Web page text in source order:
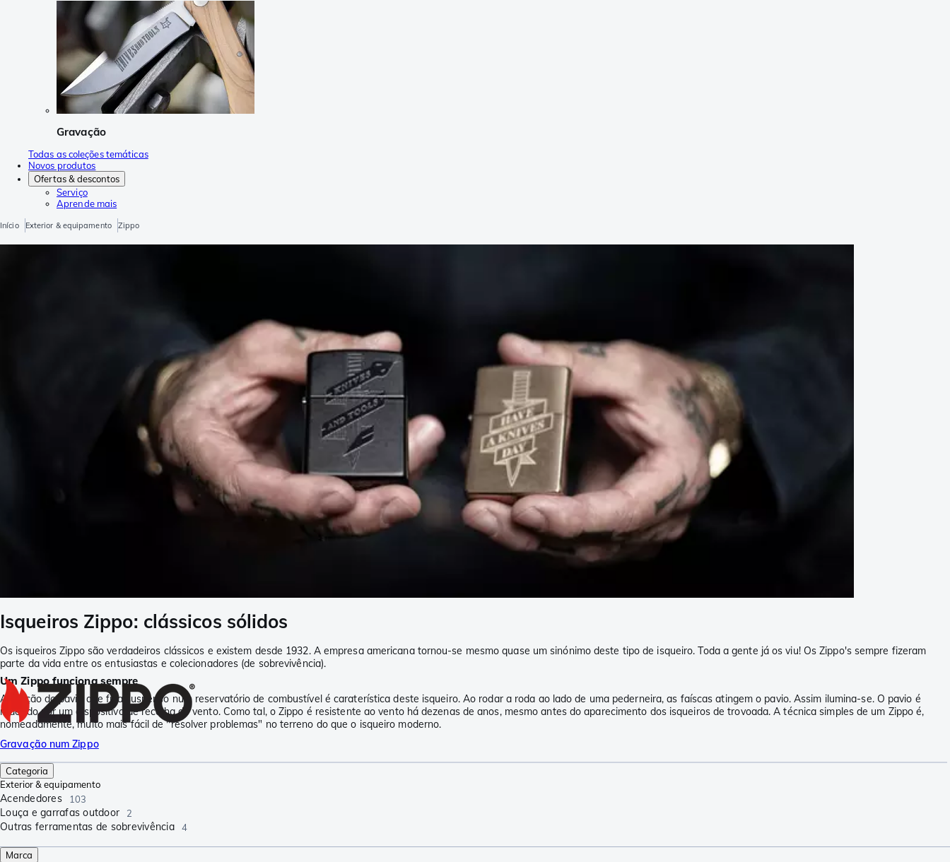
Gravação
Todas as coleções temáticas
Novos produtos
Ofertas & descontos
Serviço
Aprende mais
Início Exterior & equipamento Zippo
Isqueiros Zippo: clássicos sólidos
Os isqueiros Zippo são verdadeiros clássicos e existem desde 1932. A empresa americana tornou-se mesmo quase um sinónimo deste tipo de isqueiro. Toda a gente já os viu! Os Zippo's sempre fizeram
parte da vida entre os entusiastas e colecionadores (de sobrevivência).
Um Zippo funciona sempre
A função do pavio que fica suspenso num reservatório de combustível é caraterística deste isqueiro. Ao rodar a roda ao lado de uma pederneira, as faíscas atingem o pavio. Assim ilumina-se. O pavio é
rodeado por um dispositivo de recolha do vento. Como tal, o Zippo é resistente ao vento há dezenas de anos, mesmo antes do aparecimento dos isqueiros de trovoada. A técnica simples de um Zippo é,
nomeadamente, muito mais fácil de "resolver problemas" no terreno do que o isqueiro moderno.
Gravação num Zippo
Categoria
Exterior & equipamento
Acendedores 103
Louça e garrafas outdoor 2
Outras ferramentas de sobrevivência 4
Marca